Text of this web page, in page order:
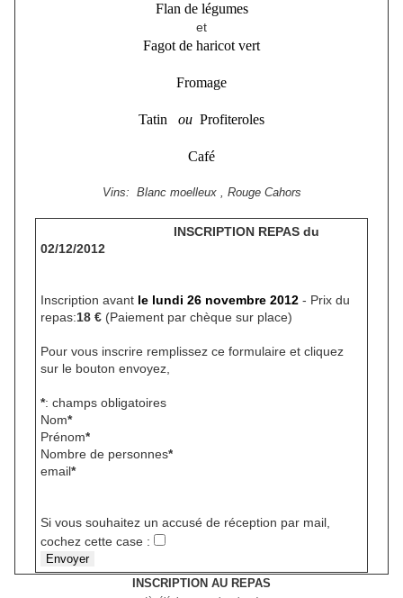
Flan de légumes
et
Fagot de haricot vert
Fromage
Tatin ou Profiteroles
Café
Vins: Blanc moelleux , Rouge Cahors
INSCRIPTION REPAS du
02/12/2012
Inscription avant le lundi 26 novembre 2012 - Prix du
repas:18 € (Paiement par chèque sur place)
Pour vous inscrire remplissez ce formulaire et cliquez
sur le bouton envoyez,
*: champs obligatoires
Nom*
Prénom*
Nombre de personnes*
email*
Si vous souhaitez un accusé de réception par mail,
cochez cette case :
INSCRIPTION AU REPAS